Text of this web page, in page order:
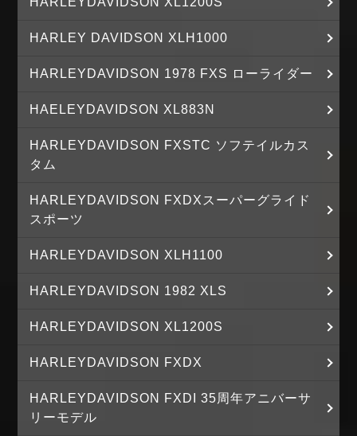
HARLEY DAVIDSON XLH1000
HARLEYDAVIDSON 1978 FXS ローライダー
HAELEYDAVIDSON XL883N
HARLEYDAVIDSON FXSTC ソフテイルカス
タム
HARLEYDAVIDSON FXDXスーパーグライド
スポーツ
HARLEYDAVIDSON XLH1100
HARLEYDAVIDSON 1982 XLS
HARLEYDAVIDSON XL1200S
HARLEYDAVIDSON FXDX
HARLEYDAVIDSON FXDI 35周年アニバーサ
リーモデル